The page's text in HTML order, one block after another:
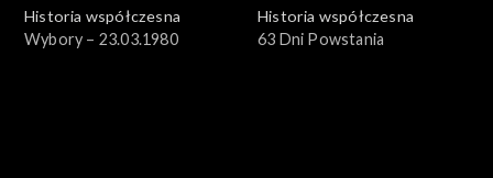
Historia współczesna
Wybory – 23.03.1980
Historia współczesna
63 Dni Powstania